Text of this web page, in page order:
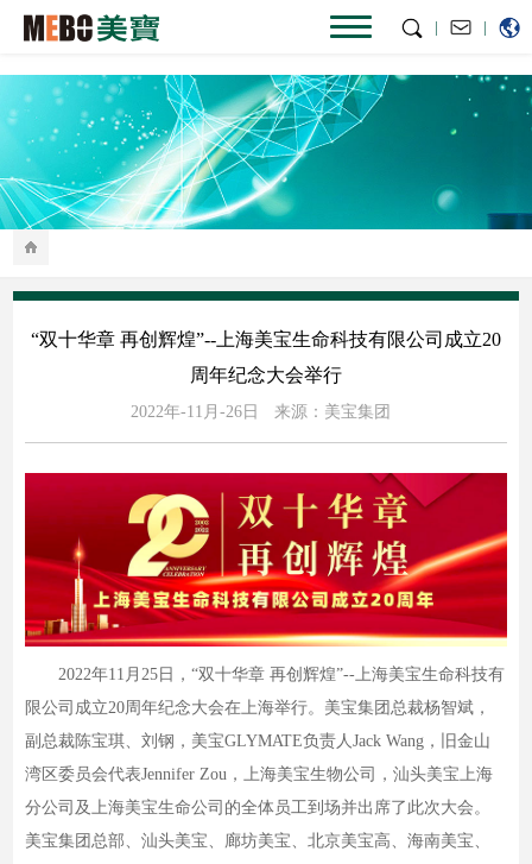
|
|
“双十华章 再创辉煌”--上海美宝生命科技有限公司成立20
周年纪念大会举行
2022年-11月-26日 来源：美宝集团
2022年11月25日，“双十华章 再创辉煌”--上海美宝生命科技有
限公司成立20周年纪念大会在上海举行。美宝集团总裁杨智斌，
副总裁陈宝琪、刘钢，美宝GLYMATE负责人Jack Wang，旧金山
湾区委员会代表Jennifer Zou，上海美宝生物公司，汕头美宝上海
分公司及上海美宝生命公司的全体员工到场并出席了此次大会。
美宝集团总部、汕头美宝、廊坊美宝、北京美宝高、海南美宝、